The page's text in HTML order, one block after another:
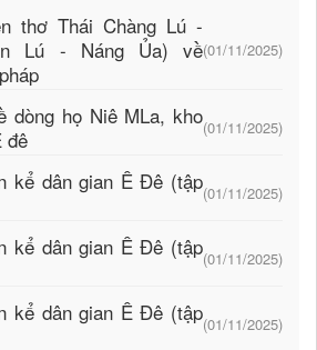
thơ Thái Chàng Lú -
Lú - Náng Ủa) về(01/11/2025)
dòng họ Niê MLa, kho
đê
(01/11/2025)
kể dân gian Ê Đê (tập(01/11/2025)
kể dân gian Ê Đê (tập(01/11/2025)
kể dân gian Ê Đê (tập(01/11/2025)